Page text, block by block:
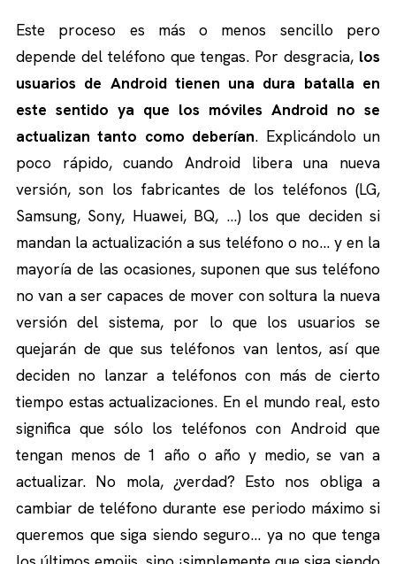
Este proceso es más o menos sencillo pero
depende del teléfono que tengas. Por desgracia, los
usuarios de Android tienen una dura batalla en
este sentido ya que los móviles Android no se
actualizan tanto como deberían. Explicándolo un
poco rápido, cuando Android libera una nueva
versión, son los fabricantes de los teléfonos (LG,
Samsung, Sony, Huawei, BQ, …) los que deciden si
mandan la actualización a sus teléfono o no… y en la
mayoría de las ocasiones, suponen que sus teléfono
no van a ser capaces de mover con soltura la nueva
versión del sistema, por lo que los usuarios se
quejarán de que sus teléfonos van lentos, así que
deciden no lanzar a teléfonos con más de cierto
tiempo estas actualizaciones. En el mundo real, esto
significa que sólo los teléfonos con Android que
tengan menos de 1 año o año y medio, se van a
actualizar. No mola, ¿verdad? Esto nos obliga a
cambiar de teléfono durante ese periodo máximo si
queremos que siga siendo seguro… ya no que tenga